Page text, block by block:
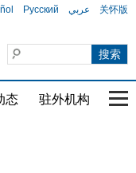
Русский عربي 关怀版
态 驻外机构 国